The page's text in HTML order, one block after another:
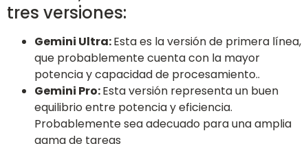
tres versiones:
Gemini Ultra:Esta es la versión de primera línea,
que probablemente cuenta con la mayor
potencia y capacidad de procesamiento..
Gemini Pro:Esta versión representa un buen
equilibrio entre potencia y eficiencia.
Probablemente sea adecuado para una amplia
gama de tareas